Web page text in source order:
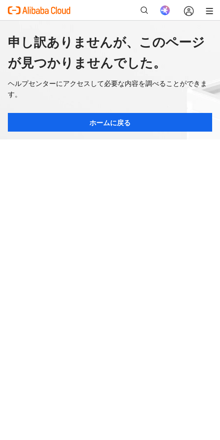
申し訳ありませんが、このページ
が見つかりませんでした。
ヘルプセンターにアクセスして必要な内容を調べることができま
す。
ホームに戻る